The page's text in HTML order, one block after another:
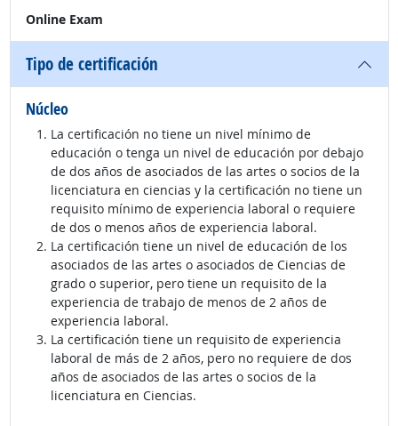
Online Exam
Tipo de certificación
Núcleo
La certificación no tiene un nivel mínimo de
educación o tenga un nivel de educación por debajo
de dos años de asociados de las artes o socios de la
licenciatura en ciencias y la certificación no tiene un
requisito mínimo de experiencia laboral o requiere
de dos o menos años de experiencia laboral.
La certificación tiene un nivel de educación de los
asociados de las artes o asociados de Ciencias de
grado o superior, pero tiene un requisito de la
experiencia de trabajo de menos de 2 años de
experiencia laboral.
La certificación tiene un requisito de experiencia
laboral de más de 2 años, pero no requiere de dos
años de asociados de las artes o socios de la
licenciatura en Ciencias.